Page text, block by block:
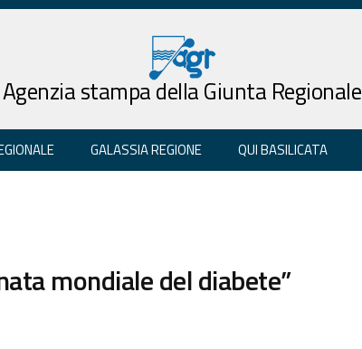
Agenzia stampa della Giunta Regionale
GALASSIA REGIONE QUI BASILICATA
mondiale del diabete”